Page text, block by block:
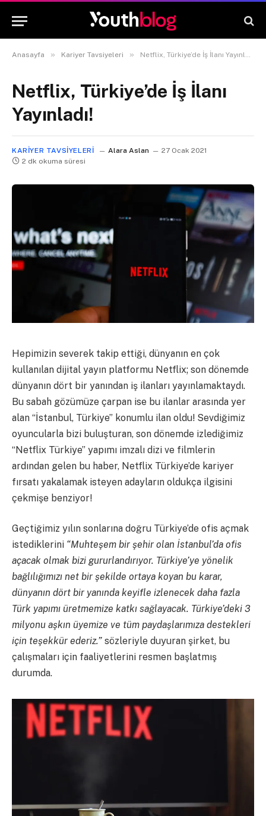
Anasayfa » Kariyer Tavsiyeleri » Netflix, Türkiye’de İş İlanı Yayınladı!
Netflix, Türkiye’de İş İlanı
Yayınladı!
KARIYER TAVSIYELERI Alara Aslan
27 Ocak 2021
2 dk okuma süresi
Hepimizin severek takip ettiği, dünyanın en çok
kullanılan dijital yayın platformu Netflix; son dönemde
dünyanın dört bir yanından iş ilanları yayınlamaktaydı.
Bu sabah gözümüze çarpan ise bu ilanlar arasında yer
alan “İstanbul, Türkiye” konumlu ilan oldu! Sevdiğimiz
oyuncularla bizi buluşturan, son dönemde izlediğimiz
“Netflix Türkiye” yapımı imzalı dizi ve filmlerin
ardından gelen bu haber, Netflix Türkiye’de kariyer
fırsatı yakalamak isteyen adayların oldukça ilgisini
çekmişe benziyor!
Geçtiğimiz yılın sonlarına doğru Türkiye’de ofis açmak
istediklerini “Muhteşem bir şehir olan İstanbul’da ofis
açacak olmak bizi gururlandırıyor. Türkiye’ye yönelik
bağlılığımızı net bir şekilde ortaya koyan bu karar,
dünyanın dört bir yanında keyifle izlenecek daha fazla
Türk yapımı üretmemize katkı sağlayacak. Türkiye’deki 3
milyonu aşkın üyemize ve tüm paydaşlarımıza destekleri
için teşekkür ederiz.” sözleriyle duyuran şirket, bu
çalışmaları için faaliyetlerini resmen başlatmış
durumda.